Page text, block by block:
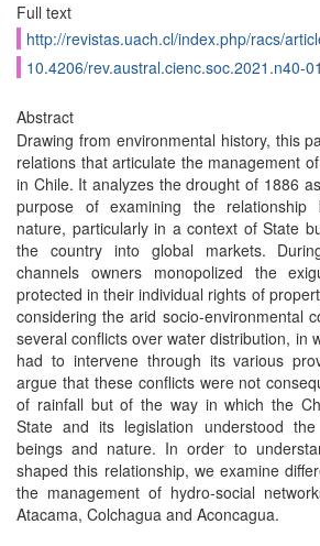
Full text
http://revistas.uach.cl/index.php/racs/
10.4206/rev.austral.cienc.soc.2021.n40-01
Abstract
Drawing from environmental history, this
relations that articulate the management
in Chile. It analyzes the drought of 1886
purpose of examining the relationship
nature, particularly in a context of State
the country into global markets.
channels owners monopolized the
protected in their individual rights of
considering the arid socio-environmental
several conflicts over water distribution, in
had to intervene through its various
argue that these conflicts were not
of rainfall but of the way in which the
State and its legislation understood
beings and nature. In order to
shaped this relationship, we examine
the management of hydro-social
Atacama, Colchagua and Aconcagua.